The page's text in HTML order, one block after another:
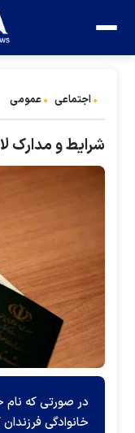
اجتماعی عمومی
شرایط و مدارک
در صورتی که نام